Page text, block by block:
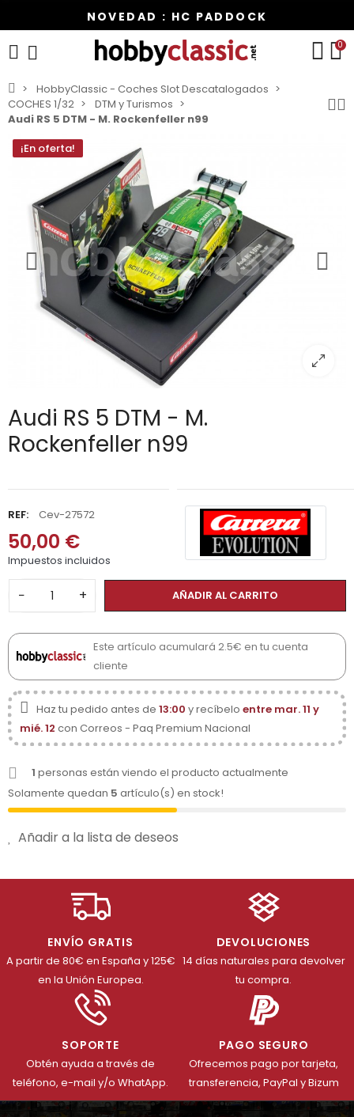
NOVEDAD : HC PADDOCK
0
HobbyClassic - Coches Slot Descatalogados
COCHES 1/32
DTM y Turismos
Audi RS 5 DTM - M. Rockenfeller n99
¡En oferta!
Audi RS 5 DTM - M.
Rockenfeller n99
REF: Cev-27572
50,00 €
Impuestos incluidos
− + AÑADIR AL CARRITO
Este artículo acumulará 2.5€ en tu cuenta
cliente
Haz tu pedido antes de 13:00 y recíbelo entre mar. 11 y
mié. 12 con Correos - Paq Premium Nacional
1 personas están viendo el producto actualmente
Solamente quedan 5 artículo(s) en stock!
Añadir a la lista de deseos
ENVÍO GRATIS
A partir de 80€ en España y 125€
en la Unión Europea.
DEVOLUCIONES
14 días naturales para devolver
tu compra.
SOPORTE
Obtén ayuda a través de
teléfono, e-mail y/o WhatApp.
PAGO SEGURO
Ofrecemos pago por tarjeta,
transferencia, PayPal y Bizum